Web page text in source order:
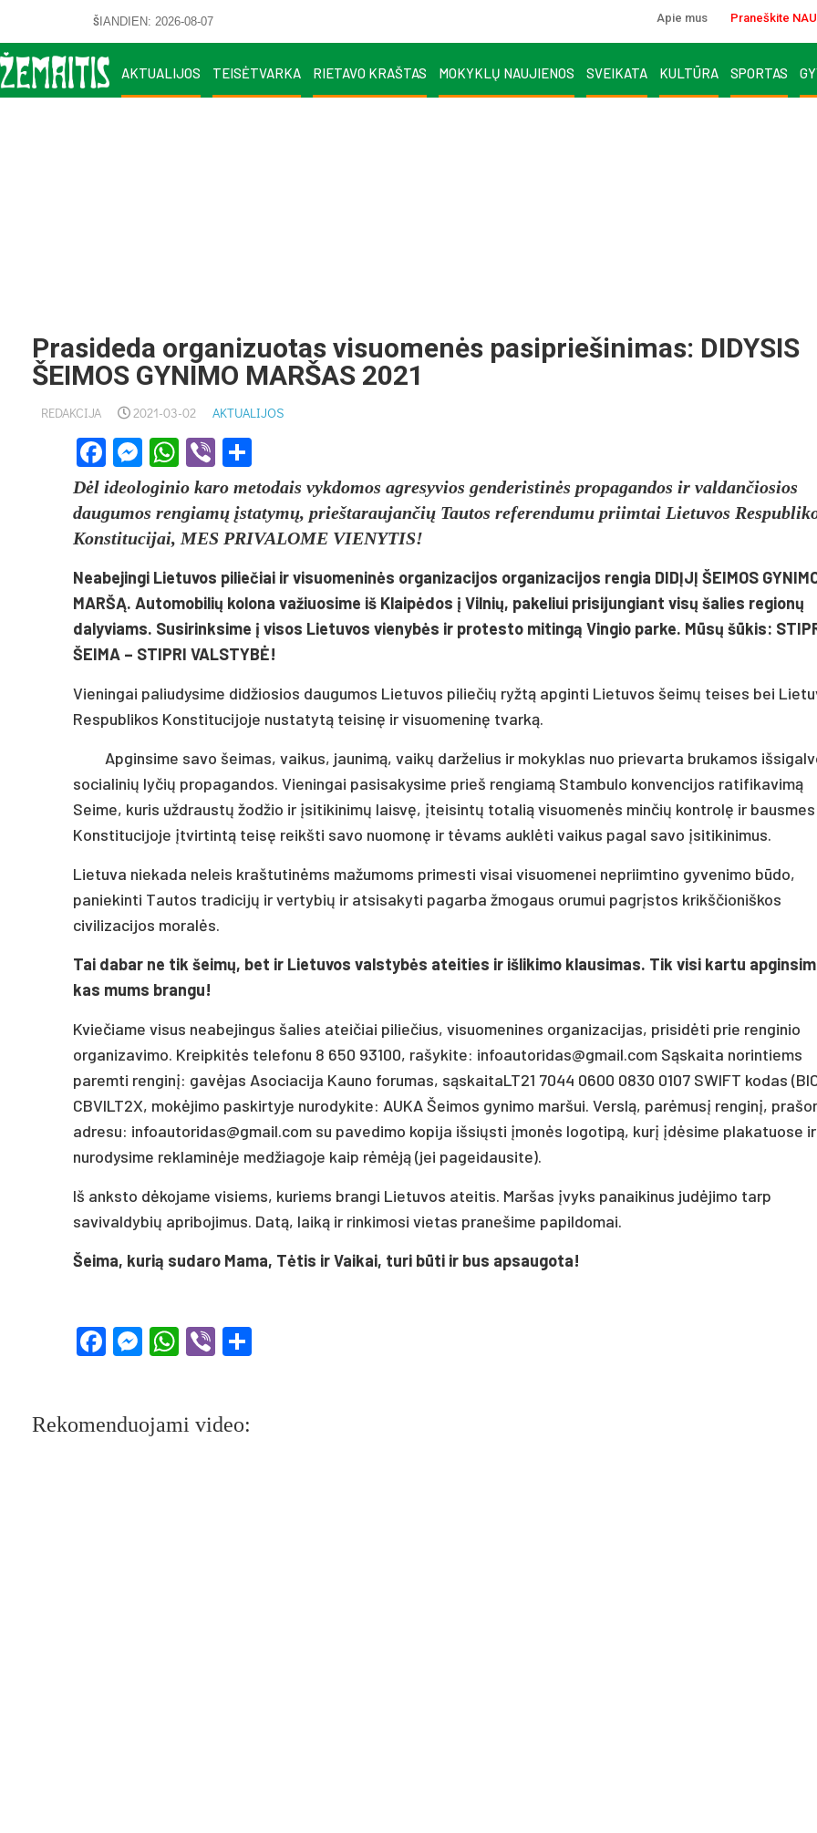
ŠIANDIEN: 2026-08-07 Apie mus Praneškite
AKTUALIJOS TEISĖTVARKA RIETAVO KRAŠTAS MOKYKLŲ NAUJIENOS SVEIKATA KULTŪRA SPORTAS
Prasideda organizuotas visuomenės pasipriešinimas: DIDYSIS
ŠEIMOS GYNIMO MARŠAS 2021
REDAKCIJA 2021-03-02 AKTUALIJOS
Facebook
Messenger
WhatsApp
Viber
Dėl ideologinio karo metodais vykdomos agresyvios genderistinės propagandos ir valdančiosios
daugumos rengiamų įstatymų, prieštaraujančių Tautos referendumu priimtai Lietuvos
Konstitucijai, MES PRIVALOME VIENYTIS!
Neabejingi Lietuvos piliečiai ir visuomeninės organizacijos organizacijos rengia DIDĮJĮ ŠEIMOS
MARŠĄ. Automobilių kolona važiuosime iš Klaipėdos į Vilnių, pakeliui prisijungiant visų šalies regionų
dalyviams. Susirinksime į visos Lietuvos vienybės ir protesto mitingą Vingio parke. Mūsų šūkis:
ŠEIMA – STIPRI VALSTYBĖ!
Vieningai paliudysime didžiosios daugumos Lietuvos piliečių ryžtą apginti Lietuvos šeimų teises bei
Respublikos Konstitucijoje nustatytą teisinę ir visuomeninę tvarką.
Apginsime savo šeimas, vaikus, jaunimą, vaikų darželius ir mokyklas nuo prievarta brukamos
socialinių lyčių propagandos. Vieningai pasisakysime prieš rengiamą Stambulo konvencijos ratifikavimą
Seime, kuris uždraustų žodžio ir įsitikinimų laisvę, įteisintų totalią visuomenės minčių kontrolę ir bausmes
Konstitucijoje įtvirtintą teisę reikšti savo nuomonę ir tėvams auklėti vaikus pagal savo įsitikinimus.
Lietuva niekada neleis kraštutinėms mažumoms primesti visai visuomenei nepriimtino gyvenimo būdo,
paniekinti Tautos tradicijų ir vertybių ir atsisakyti pagarba žmogaus orumui pagrįstos krikščioniškos
civilizacijos moralės.
Tai dabar ne tik šeimų, bet ir Lietuvos valstybės ateities ir išlikimo klausimas. Tik visi kartu
kas mums brangu!
Kviečiame visus neabejingus šalies ateičiai piliečius, visuomenines organizacijas, prisidėti prie renginio
organizavimo. Kreipkitės telefonu 8 650 93100, rašykite: infoautoridas@gmail.com Sąskaita norintiems
paremti renginį: gavėjas Asociacija Kauno forumas, sąskaitaLT21 7044 0600 0830 0107 SWIFT kodas
CBVILT2X, mokėjimo paskirtyje nurodykite: AUKA Šeimos gynimo maršui. Verslą, parėmusį renginį,
adresu: infoautoridas@gmail.com su pavedimo kopija išsiųsti įmonės logotipą, kurį įdėsime plakatuose ir
nurodysime reklaminėje medžiagoje kaip rėmėją (jei pageidausite).
Iš anksto dėkojame visiems, kuriems brangi Lietuvos ateitis. Maršas įvyks panaikinus judėjimo tarp
savivaldybių apribojimus. Datą, laiką ir rinkimosi vietas pranešime papildomai.
Šeima, kurią sudaro Mama, Tėtis ir Vaikai, turi būti ir bus apsaugota!
Facebook
Messenger
WhatsApp
Viber
Rekomenduojami video: